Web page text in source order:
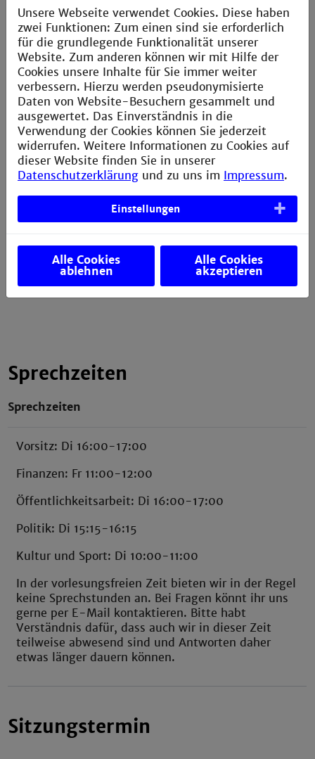
Postfach H033(intern)
+49 621 292-6436
info.asta@th-mannheim.de
Geschäftsstelle
Gebäude W
Campusplan
Sprechzeiten
Sprechzeiten
Vorsitz: Di 16:00-17:00
Finanzen: Fr 11:00-12:00
Öffentlichkeitsarbeit: Di 16:00-17:00
Politik: Di 15:15-16:15
Kultur und Sport: Di 10:00-11:00
In der vorlesungsfreien Zeit bieten wir in der Regel
keine Sprechstunden an. Bei Fragen könnt ihr uns
gerne per E-Mail kontaktieren. Bitte habt
Verständnis dafür, dass auch wir in dieser Zeit
teilweise abwesend sind und Antworten daher
etwas länger dauern können.
Sitzungstermin
Unsere Webseite verwendet Cookies. Diese haben
zwei Funktionen: Zum einen sind sie erforderlich
für die grundlegende Funktionalität unserer
Website. Zum anderen können wir mit Hilfe der
Cookies unsere Inhalte für Sie immer weiter
verbessern. Hierzu werden pseudonymisierte
Daten von Website-Besuchern gesammelt und
ausgewertet. Das Einverständnis in die
Verwendung der Cookies können Sie jederzeit
widerrufen. Weitere Informationen zu Cookies auf
dieser Website finden Sie in unserer
Datenschutzerklärung und zu uns im Impressum.
Einstellungen
Alle Cookies
ablehnen
Alle Cookies
akzeptieren